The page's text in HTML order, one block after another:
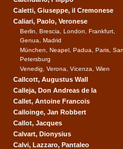
Caletti, Giuseppe, il Cremonese
Caliari, Paolo, Veronese
Berlin, Brescia, London, Frankfurt,
Genua, Madrid
München, Neapel, Padua, Paris,
Petersburg
Venedig, Verona, Vicenza, Wien
Callcott, Augustus Wall
Calleja, Don Andreas de la
Callet, Antoine Francois
Calloinge, Jan Robbert
Callot, Jacques
Calvart, Dionysius
Calvi, Lazzaro, Pantaleo